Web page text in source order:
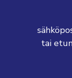
tai